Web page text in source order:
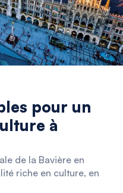
pour un
à
de la Bavière en
riche en culture, en